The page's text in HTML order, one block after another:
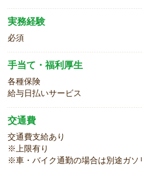
実務経験
必須
手当て・福利厚生
各種保険
給与日払いサービス
交通費
交通費支給あり
※上限有り
※車・バイク通勤の場合は別途ガソ